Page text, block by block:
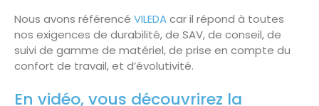
Nous avons référencé VILEDAcar il répond à toutes
nos exigences de durabilité, de SAV, de conseil, de
suivi de gamme de matériel, de prise en compte du
confort de travail, et d’évolutivité.
En vidéo, vous découvrirez la